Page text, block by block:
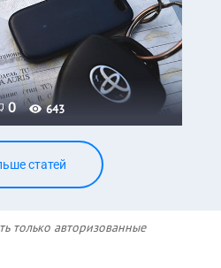
0 643
статей
только авторизованные